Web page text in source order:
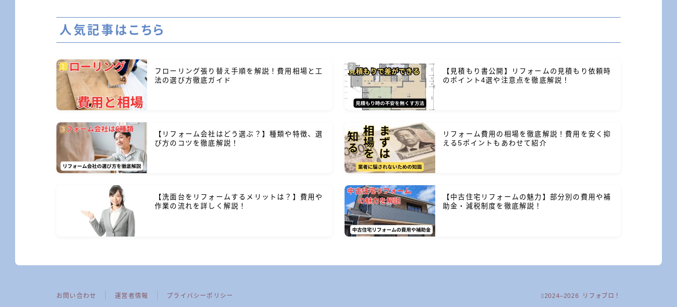
人気記事はこちら
フローリング張り替え手順を解説！費用相場と工
法の選び方徹底ガイド
【見積もり書公開】リフォームの見積もり依頼時
のポイント4選や注意点を徹底解説！
【リフォーム会社はどう選ぶ？】種類や特徴、選
び方のコツを徹底解説！
リフォーム費用の相場を徹底解説！費用を安く抑
える5ポイントもあわせて紹介
【洗面台をリフォームするメリットは？】費用や
作業の流れを詳しく解説！
【中古住宅リフォームの魅力】部分別の費用や補
助金・減税制度を徹底解説！
お問い合わせ 運営者情報 プライバシーポリシー 2024–2026 リフォブロ！